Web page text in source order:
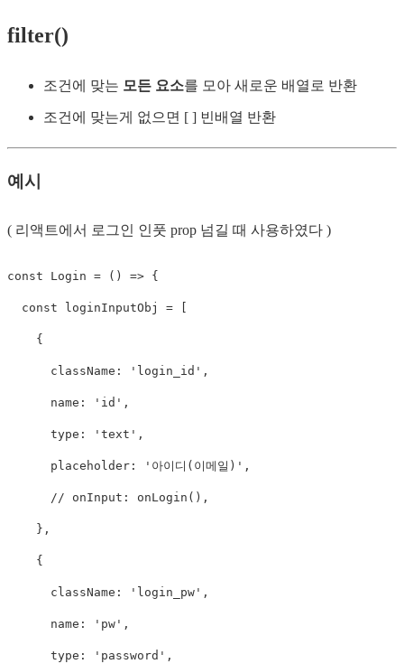
filter()
조건에 맞는 모든 요소를 모아 새로운 배열로 반환
조건에 맞는게 없으면 [ ] 빈배열 반환
예시
( 리액트에서 로그인 인풋 prop 넘길 때 사용하였다 )
const Login = ( ) => {
const loginInputObj =
{
      className
: 'login_id' ,
      name
: 'id' ,
      type
: 'text' ,
      placeholder
: '아이디(이메일)' ,
// onInput: onLogin(),
} ,
{
      className
: 'login_pw' ,
      name
: 'pw' ,
      type
: 'password' ,